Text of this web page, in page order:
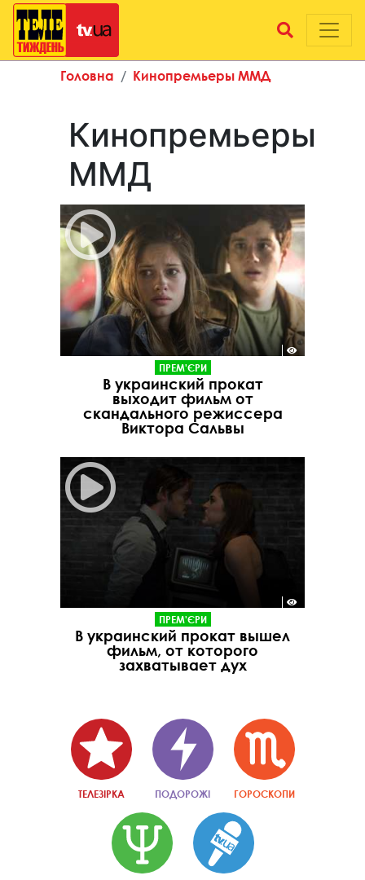
Головна Кинопремьеры ММД
Кинопремьеры
ММД
ПРЕМ'ЄРИ
В украинский прокат
выходит фильм от
скандального режиссера
Виктора Сальвы
ПРЕМ'ЄРИ
В украинский прокат вышел
фильм, от которого
захватывает дух
ТЕЛЕЗІРКА ПОДОРОЖІ ГОРОСКОПИ